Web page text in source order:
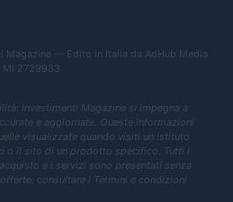
Magazine — Edito in Italia da AdHub Media
MI 2729933
Investimenti Magazine si impegna a
e aggiornate. Queste informazioni
visualizzate quando visiti un istituto
o il sito di un prodotto specifico. Tutti i
e i servizi sono presentati senza
consultare i Termini e condizioni